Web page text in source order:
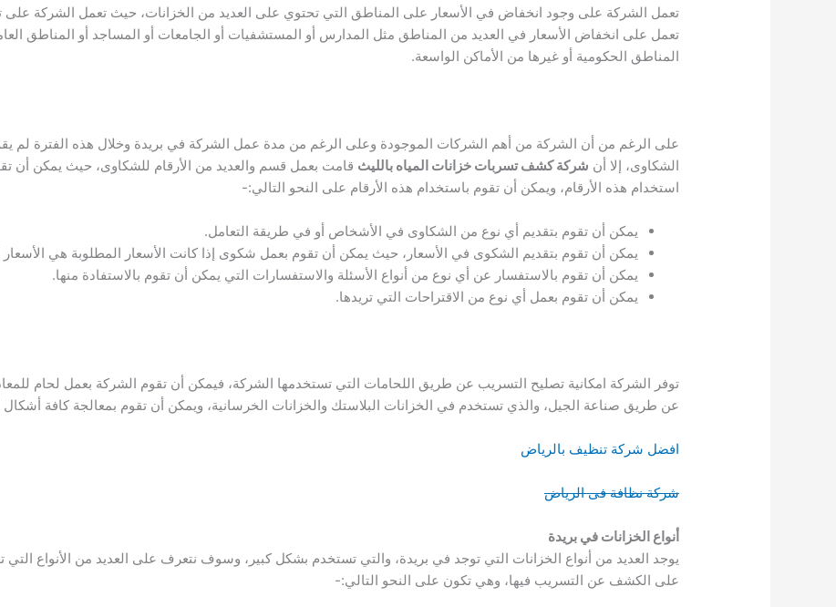
تعمل الشركة على وجود انخفاض في الأسعار على المناطق التي تحتوي على العديد من الخزانات، حيث تعمل الشركة على
تعمل على انخفاض الأسعار في العديد من المناطق مثل المدارس أو المستشفيات أو الجامعات أو المساجد أو المناطق
المناطق الحكومية أو غيرها من الأماكن الواسعة.
على الرغم من أن الشركة من أهم الشركات الموجودة وعلى الرغم من مدة عمل الشركة في بريدة وخلال هذه الفترة لم
الشكاوى، إلا أن شركة كشف تسربات خزانات المياه بالليث قامت بعمل قسم والعديد من الأرقام للشكاوى، حيث يمكن أن
استخدام هذه الأرقام، ويمكن أن تقوم باستخدام هذه الأرقام على النحو التالي:-
يمكن أن تقوم بتقديم أي نوع من الشكاوى في الأشخاص أو في طريقة التعامل.
يمكن أن تقوم بتقديم الشكوى في الأسعار، حيث يمكن أن تقوم بعمل شكوى إذا كانت الأسعار المطلوبة هي
يمكن أن تقوم بالاستفسار عن أي نوع من أنواع الأسئلة والاستفسارات التي يمكن أن تقوم بالاستفادة منها.
يمكن أن تقوم بعمل أي نوع من الاقتراحات التي تريدها.
توفر الشركة امكانية تصليح التسريب عن طريق اللحامات التي تستخدمها الشركة، فيمكن أن تقوم الشركة بعمل لحام
عن طريق صناعة الجيل، والذي تستخدم في الخزانات البلاستك والخزانات الخرسانية، ويمكن أن تقوم بمعالجة كافة
افضل شركة تنظيف بالرياض
شركة نظافة فى الرياض
أنواع الخزانات في بريدة
يوجد العديد من أنواع الخزانات التي توجد في بريدة، والتي تستخدم بشكل كبير، وسوف نتعرف على العديد من الأنواع التي
على الكشف عن التسريب فيها، وهي تكون على النحو التالي:-